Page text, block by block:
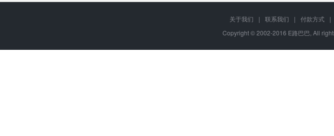
关于我们 | 联系我们 | 付款方式 |
Copyright © 2002-2016 E路巴巴, All